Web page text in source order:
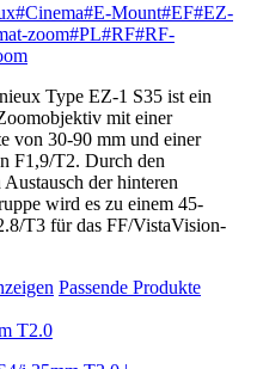
#Cinema#E-Mount#EF#EZ-
zoom#PL#RF#RF-
Type EZ-1 S35 ist ein
mit einer
von 30-90 mm und einer
F1,9/T2. Durch den
der hinteren
wird es zu einem 45-
T3 für das FF/VistaVision-
Passende Produkte
T2.0